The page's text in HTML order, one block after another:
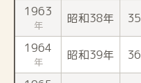
1963
年 昭和38年 35
1964
年 昭和39年 36